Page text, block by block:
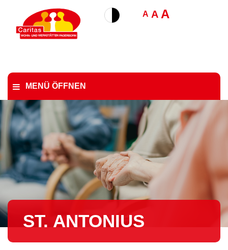
A A A
MENÜ ÖFFNEN
ST. ANTONIUS